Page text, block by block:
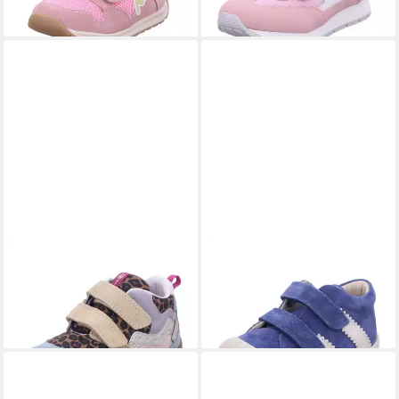
-10% -10%
2F42 Lauflernschuh
2C78 Lauflernschuh
UVP84,95 €